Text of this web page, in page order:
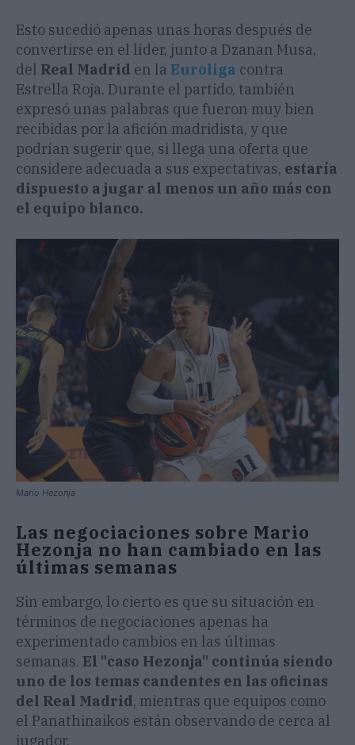
Esto sucedió apenas unas horas después de
convertirse en el líder, junto a Dzanan Musa,
del Real Madrid en la Euroliga contra
Estrella Roja. Durante el partido, también
expresó unas palabras que fueron muy bien
recibidas por la afición madridista, y que
podrían sugerir que, si llega una oferta que
considere adecuada a sus expectativas, estaría
dispuesto a jugar al menos un año más con
el equipo blanco.
Mario Hezonja
Las negociaciones sobre Mario
Hezonja no han cambiado en las
últimas semanas
Sin embargo, lo cierto es que su situación en
términos de negociaciones apenas ha
experimentado cambios en las últimas
semanas. El "caso Hezonja" continúa siendo
uno de los temas candentes en las oficinas
del Real Madrid, mientras que equipos como
el Panathinaikos están observando de cerca al
jugador.